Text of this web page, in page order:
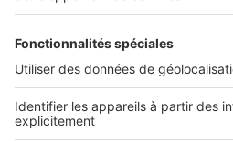
Actualités pro
Nous contacter